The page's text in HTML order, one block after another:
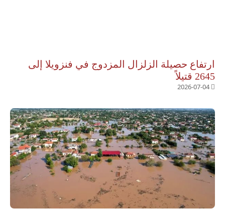
ارتفاع حصيلة الزلزال المزدوج في فنزويلا إلى
2645 قتيلاً
2026-07-04